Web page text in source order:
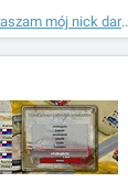
Wspólni znajomi do grania,